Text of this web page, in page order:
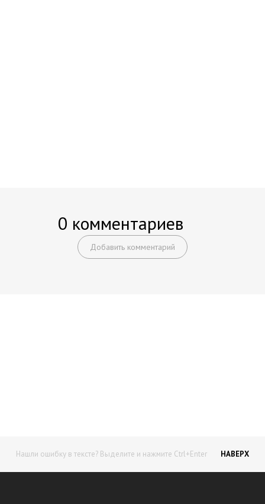
0 комментариев
Добавить комментарий
Нашли ошибку в тексте? Выделите и нажмите Ctrl+Enter НАВЕРХ